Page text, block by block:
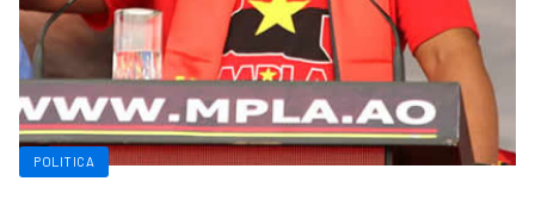
POLITICA